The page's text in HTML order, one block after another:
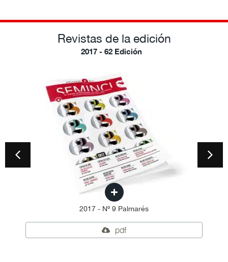
Revistas de la edición
2017 - 62 Edición
2017 - Nº 9 Palmarés
pdf